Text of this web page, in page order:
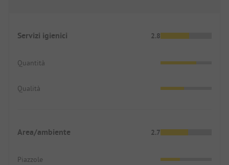
Servizi igienici 2.8
Quantità
Qualità
Area/ambiente 2.7
Piazzole